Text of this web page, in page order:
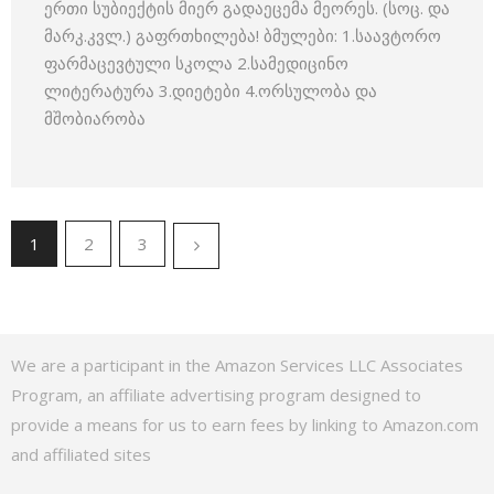
ერთი სუბიექტის მიერ გადაეცემა მეორეს. (სოც. და
მარკ.კვლ.) გაფრთხილება! ბმულები: 1.საავტორო
ფარმაცევტული სკოლა 2.სამედიცინო
ლიტერატურა 3.დიეტები 4.ორსულობა და
მშობიარობა
1 2 3
We are a participant in the Amazon Services LLC Associates
Program, an affiliate advertising program designed to
provide a means for us to earn fees by linking to Amazon.com
and affiliated sites